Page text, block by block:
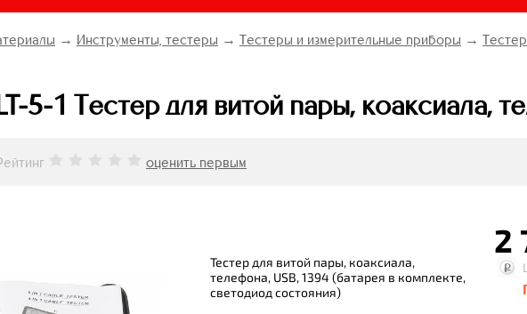
→ Инструменты, тестеры → Тестеры и измерительные приборы →
5-1 Тестер для витой пары, коаксиала,
оценить первым
Тестер для витой пары, коаксиала,
телефона, USB, 1394 (батарея в комплекте,
светодиод состояния)
2